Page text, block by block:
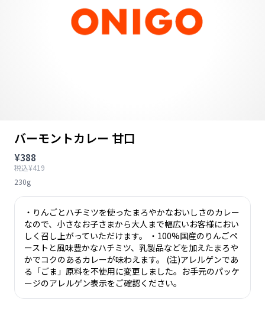
バーモントカレー 甘口
¥388
税込¥419
230g
・りんごとハチミツを使ったまろやかなおいしさのカレー
なので、小さなお子さまから大人まで幅広いお客様におい
しく召し上がっていただけます。 ・100%国産のりんごペ
ーストと風味豊かなハチミツ、乳製品などを加えたまろや
かでコクのあるカレーが味わえます。 (注)アレルゲンであ
る「ごま」原料を不使用に変更しました。お手元のパッケ
ージのアレルゲン表示をご確認ください。